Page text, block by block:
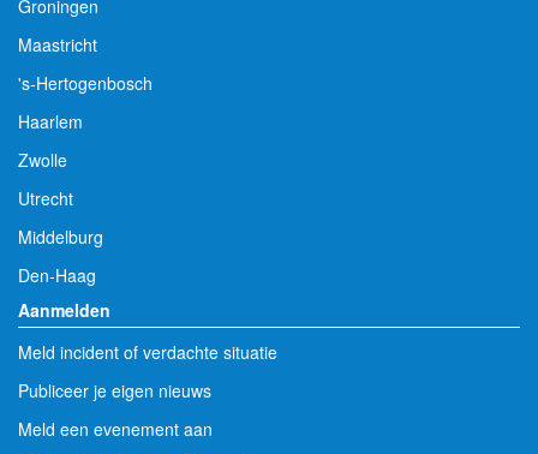
Groningen
Maastricht
's-Hertogenbosch
Haarlem
Zwolle
Utrecht
Middelburg
Den-Haag
Aanmelden
Meld incident of verdachte situatie
Publiceer je eigen nieuws
Meld een evenement aan